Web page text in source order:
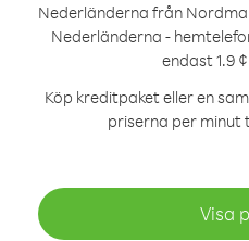
Nederländerna från
Nederländerna -
endast 1.9
Köp kreditpaket eller en
priserna per minut
Visa